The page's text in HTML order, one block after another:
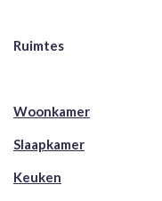
Ruimtes
Woonkamer
Slaapkamer
Keuken